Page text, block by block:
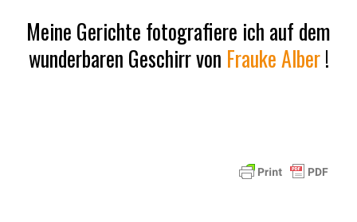
Meine Gerichte fotografiere ich auf dem
wunderbaren Geschirr von Frauke Alber!